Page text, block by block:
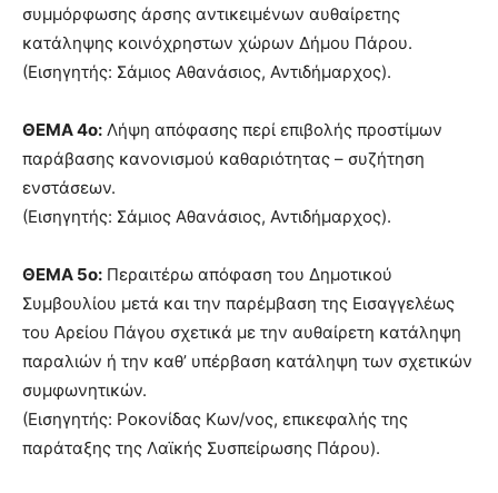
συμμόρφωσης άρσης αντικειμένων αυθαίρετης
κατάληψης κοινόχρηστων χώρων Δήμου Πάρου.
(Εισηγητής: Σάμιος Αθανάσιος, Αντιδήμαρχος).
ΘΕΜΑ 4ο: Λήψη απόφασης περί επιβολής προστίμων
παράβασης κανονισμού καθαριότητας – συζήτηση
ενστάσεων.
(Εισηγητής: Σάμιος Αθανάσιος, Αντιδήμαρχος).
ΘΕΜΑ 5ο: Περαιτέρω απόφαση του Δημοτικού
Συμβουλίου μετά και την παρέμβαση της Εισαγγελέως
του Αρείου Πάγου σχετικά με την αυθαίρετη κατάληψη
παραλιών ή την καθ’ υπέρβαση κατάληψη των σχετικών
συμφωνητικών.
(Εισηγητής: Ροκονίδας Κων/νος, επικεφαλής της
παράταξης της Λαϊκής Συσπείρωσης Πάρου).